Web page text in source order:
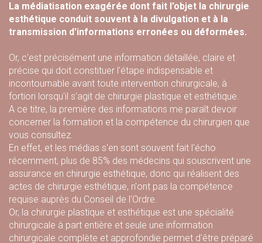
La médiatisation exagérée dont fait l'objet la chirurgie
esthétique conduit souvent à la divulgation et à la
transmission d'informations erronées ou déformées.
Or, c'est précisément une information détaillée, claire et
précise qui doit constituer l'étape indispensable et
incontournable avant toute intervention chirurgicale, à
fortiori lorsqu'il s'agit de chirurgie plastique et esthétique.
A ce titre, la première des informations me paraît devoir
concerner la formation et la compétence du chirurgien que
vous consultez.
En effet, et les médias s'en sont souvent fait l'écho
récemment, plus de 85% des médecins qui souscrivent une
assurance en chirurgie esthétique, donc qui réalisent des
actes de chirurgie esthétique, n'ont pas la compétence
requise auprès du Conseil de l'Ordre.
Or, la chirurgie plastique et esthétique est une spécialité
chirurgicale à part entière et seule une information
chirurgicale complète et approfondie permet d'être préparé